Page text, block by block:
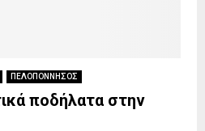
ΠΕΛΟΠΟΝΝΗΣΟΣ
ποδήλατα στην